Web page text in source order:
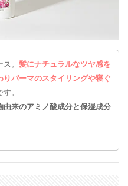
。 髪にナチュラルなツヤ感を
りパーマのスタイリングや寝ぐ
。
由来のアミノ酸成分と保湿成分